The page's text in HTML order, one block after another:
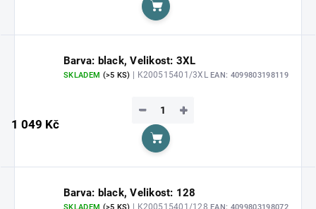
Do košíku
Barva: black, Velikost: 3XL
SKLADEM (>5 KS) | K200515401/3XLEAN: 4099803198119
1 049 Kč
+
−
Do košíku
Barva: black, Velikost: 128
| K200515401/128